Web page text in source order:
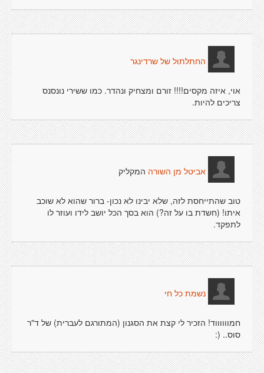
החתלתול של שרדינגר
אוי, איזה מקסים!!!! זורם ומצחיק ונהדר. כמו ששירי נונסנס
צריכים להיות.
אביטל מן השורה המקליק
טוב שהתייחסת לזה, שלא יבינו לא נכון- ברור שהוא לא שוכב
איתו! (חשדת בו על זה?) הוא בסך הכל יושב לידו ועוזר לו
לתפקד.
נשמת כל חי
חמווווווד! הזכיר לי קצת את הסגנון (המתורגם לעברית) של ד"ר
סוס.. (: